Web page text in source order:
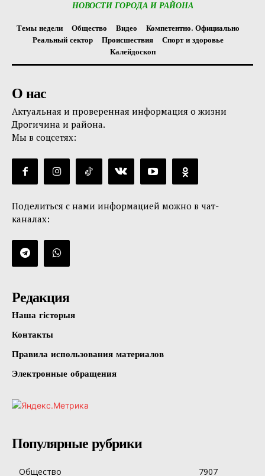
НОВОСТИ ГОРОДА И РАЙОНА
Темы недели Общество Видео
Компетентно. Официально
Реальный сектор
Происшествия
Спорт и здоровье
Калейдоскоп
О нас
Актуальная и проверенная информация о жизни
Дрогичина и района.
Мы в соцсетях:
Поделиться с нами информацией можно в чат-
каналах:
Редакция
Наша гісторыя
Контакты
Правила использования материалов
Электронные обращения
Популярные рубрики
Общество
7907